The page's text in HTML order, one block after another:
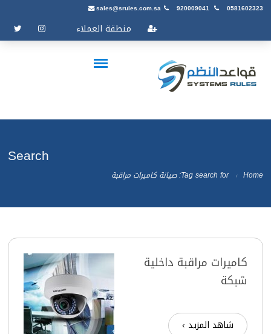
sales@srules.com.sa 920009041 0581602323
منطقة العملاء
Search
Home Tag search for: صيانة كاميرات مراقبة
كاميرات مراقبة داخلية
شبكة
شاهد المزيد ›